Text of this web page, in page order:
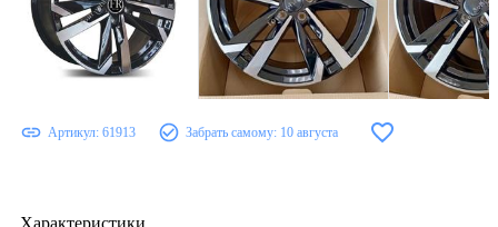
Артикул: 61913 Забрать самому: 10 августа
Характеристики